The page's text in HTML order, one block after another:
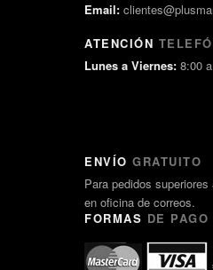
Email:
ATENCIÓN
Lunes a Viernes: 8:00
ENVÍO GRATUITO
Para pedidos
en oficina de correos.
FORMAS DE PAGO